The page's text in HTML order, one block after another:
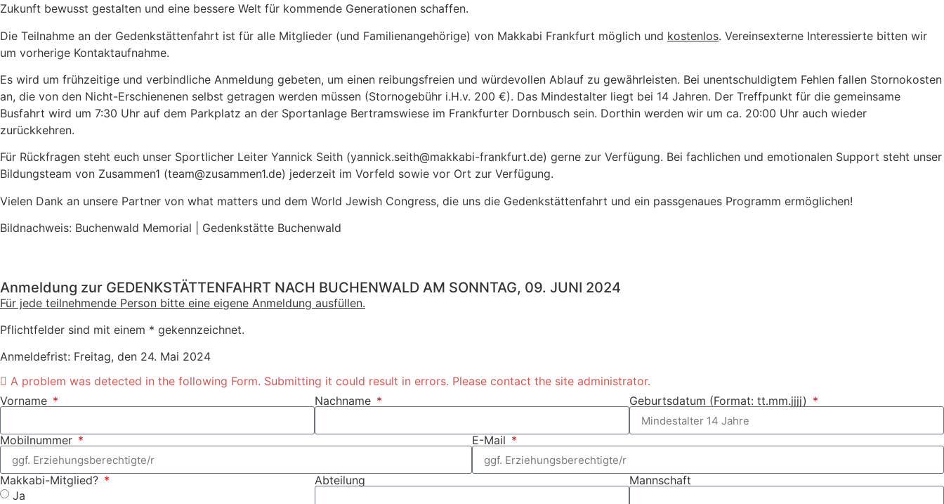
Zukunft bewusst gestalten und eine bessere Welt für kommende Generationen schaffen.
Die Teilnahme an der Gedenkstättenfahrt ist für alle Mitglieder (und Familienangehörige) von Makkabi Frankfurt möglich und kostenlos. Vereinsexterne Interessierte bitten wir
um vorherige Kontaktaufnahme.
Es wird um frühzeitige und verbindliche Anmeldung gebeten, um einen reibungsfreien und würdevollen Ablauf zu gewährleisten. Bei unentschuldigtem Fehlen fallen Stornokosten
an, die von den Nicht-Erschienenen selbst getragen werden müssen (Stornogebühr i.H.v. 200 €). Das Mindestalter liegt bei 14 Jahren. Der Treffpunkt für die gemeinsame
Busfahrt wird um 7:30 Uhr auf dem Parkplatz an der Sportanlage Bertramswiese im Frankfurter Dornbusch sein. Dorthin werden wir um ca. 20:00 Uhr auch wieder
zurückkehren.
Für Rückfragen steht euch unser Sportlicher Leiter Yannick Seith (yannick.seith@makkabi-frankfurt.de) gerne zur Verfügung. Bei fachlichen und emotionalen Support steht unser
Bildungsteam von Zusammen1 (team@zusammen1.de) jederzeit im Vorfeld sowie vor Ort zur Verfügung.
Vielen Dank an unsere Partner von what matters und dem World Jewish Congress, die uns die Gedenkstättenfahrt und ein passgenaues Programm ermöglichen!
Bildnachweis: Buchenwald Memorial | Gedenkstätte Buchenwald
Anmeldung zur GEDENKSTÄTTENFAHRT NACH BUCHENWALD AM SONNTAG, 09. JUNI 2024
Für jede teilnehmende Person bitte eine eigene Anmeldung ausfüllen.
Pflichtfelder sind mit einem * gekennzeichnet.
Anmeldefrist: Freitag, den 24. Mai 2024
A problem was detected in the following Form. Submitting it could result in errors. Please contact the site administrator.
Vorname
Nachname Geburtsdatum (Format: tt.mm.jjjj)
Mobilnummer E-Mail
Makkabi-Mitglied?
Ja
Abteilung Mannschaft